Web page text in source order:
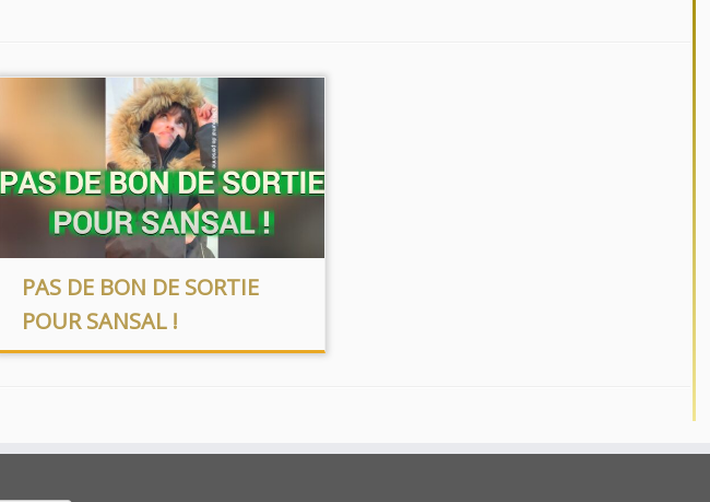
PAS DE BON DE SORTIE
POUR SANSAL !